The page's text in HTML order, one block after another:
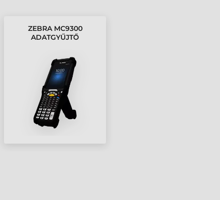
ZEBRA MC9300
ADATGYŰJTŐ